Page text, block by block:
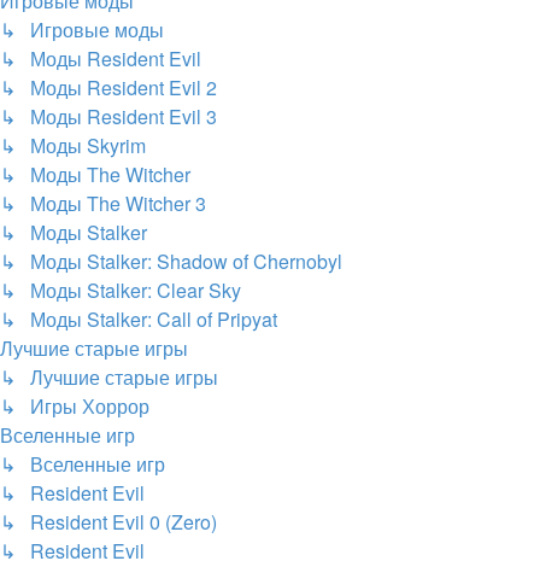
↳ Игровые моды
↳ Моды Resident Evil
↳ Моды Resident Evil 2
↳ Моды Resident Evil 3
↳ Моды Skyrim
↳ Моды The Witcher
↳ Моды The Witcher 3
↳ Моды Stalker
↳ Моды Stalker: Shadow of Chernobyl
↳ Моды Stalker: Clear Sky
↳ Моды Stalker: Call of Pripyat
Лучшие старые игры
↳ Лучшие старые игры
↳ Игры Хоррор
Вселенные игр
↳ Вселенные игр
↳ Resident Evil
↳ Resident Evil 0 (Zero)
↳ Resident Evil